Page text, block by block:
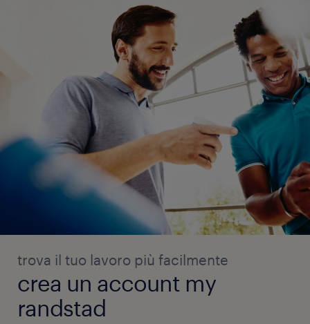
trova il tuo lavoro più facilmente
crea un account my
randstad